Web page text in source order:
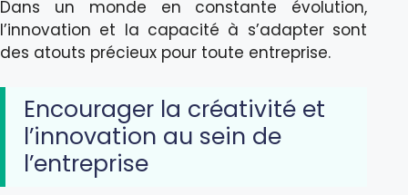
Dans un monde en constante évolution,
l’innovation et la capacité à s’adapter sont
des atouts précieux pour toute entreprise.
Encourager la créativité et
l’innovation au sein de
l’entreprise